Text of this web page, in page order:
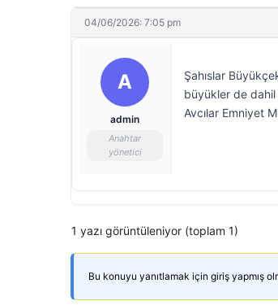
04/06/2026: 7:05 pm
A
admin
Anahtar
yönetici
Şahıslar
büyükler de dahil
Avcılar Emniyet
1 yazı görüntüleniyor (toplam 1)
Bu konuyu yanıtlamak için giriş yapmış